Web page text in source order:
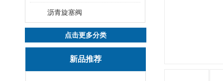
沥青旋塞阀
点击更多分类
新品推荐